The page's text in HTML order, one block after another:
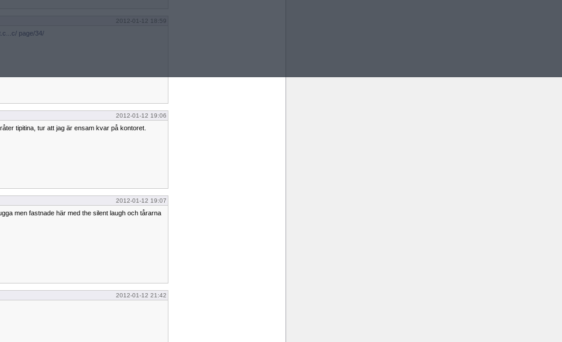
2012-01-12 18:59
page/34/
2012-01-12 19:06
tipitina, tur att jag är ensam kvar på kontoret.
2012-01-12 19:07
men fastnade här med the silent laugh och tårarna
2012-01-12 21:42